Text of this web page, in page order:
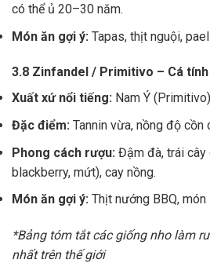
có thể ủ 20–30 năm.
Món ăn gợi ý: Tapas, thịt nguội,
3.8 Zinfandel / Primitivo – Cá tính
Xuất xứ nổi tiếng: Nam Ý
Đặc điểm: Tannin vừa, nồng độ cồn
Phong cách rượu: Đậm đà, trái cây
blackberry, mứt), cay nồng.
Món ăn gợi ý: Thịt nướng BBQ,
*Bảng tóm tắt các giống nho làm
nhất trên thế giới